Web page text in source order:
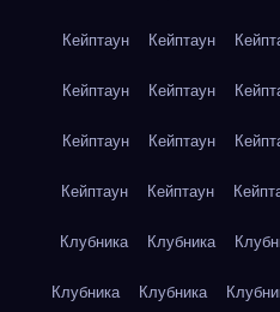
Кейптаун Кейптаун
Кейптаун Кейптаун
Кейптаун Кейптаун
Кейптаун Кейптаун
Клубника Клубника
Клубника Клубника